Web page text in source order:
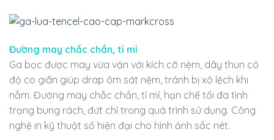
Đường may chắc chắn, tỉ mỉ
Ga bọc được may vừa vặn với kích cỡ nệm, dây thun có
độ co giãn giúp drap ôm sát nệm, tránh bị xô lệch khi
nằm. Đường may chắc chắn, tỉ mỉ, hạn chế tối đa tình
trạng bung rách, đứt chỉ trong quá trình sử dụng. Công
nghệ in kỹ thuật số hiện đại cho hình ảnh sắc nét.